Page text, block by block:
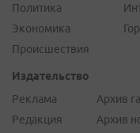
Политика
Экономика
Происшествия
Издательство
Реклама
Редакция
Архив
Архив